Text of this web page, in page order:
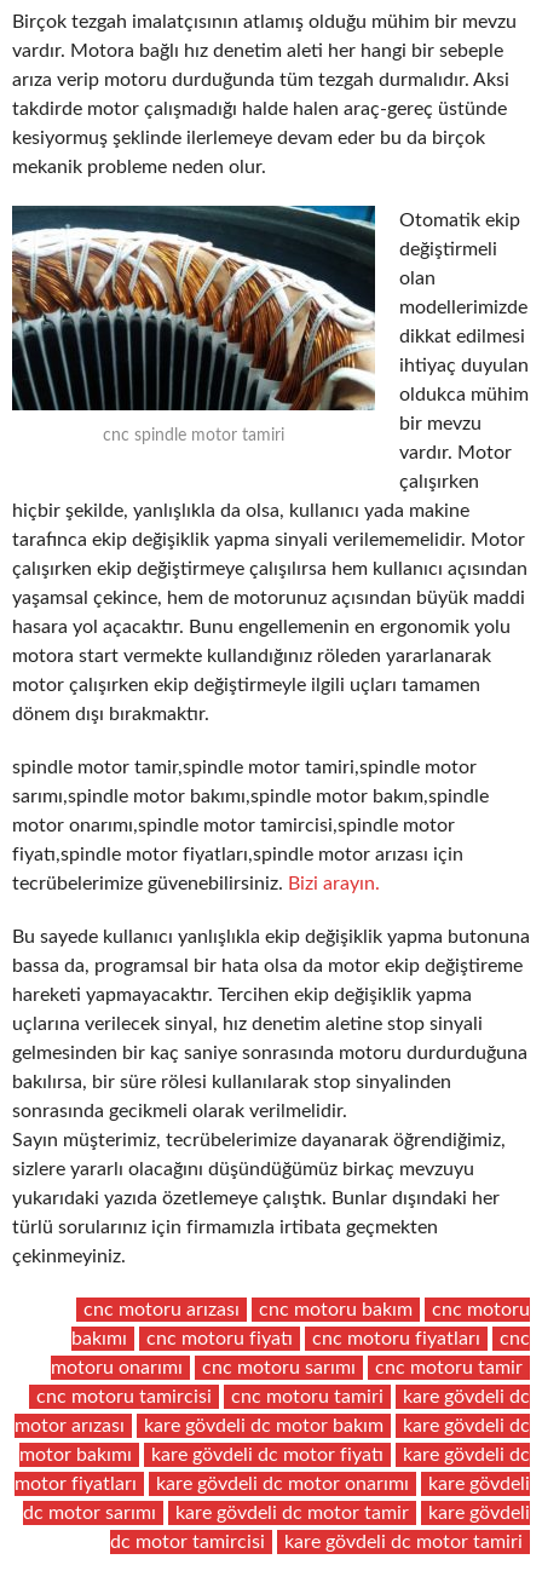
Birçok tezgah imalatçısının atlamış olduğu mühim bir mevzu
vardır. Motora bağlı hız denetim aleti her hangi bir sebeple
arıza verip motoru durduğunda tüm tezgah durmalıdır. Aksi
takdirde motor çalışmadığı halde halen araç-gereç üstünde
kesiyormuş şeklinde ilerlemeye devam eder bu da birçok
mekanik probleme neden olur.
cnc spindle motor tamiri
Otomatik ekip
değiştirmeli
olan
modellerimizde
dikkat edilmesi
ihtiyaç duyulan
oldukca mühim
bir mevzu
vardır. Motor
çalışırken
hiçbir şekilde, yanlışlıkla da olsa, kullanıcı yada makine
tarafınca ekip değişiklik yapma sinyali verilememelidir. Motor
çalışırken ekip değiştirmeye çalışılırsa hem kullanıcı açısından
yaşamsal çekince, hem de motorunuz açısından büyük maddi
hasara yol açacaktır. Bunu engellemenin en ergonomik yolu
motora start vermekte kullandığınız röleden yararlanarak
motor çalışırken ekip değiştirmeyle ilgili uçları tamamen
dönem dışı bırakmaktır.
spindle motor tamir,spindle motor tamiri,spindle motor
sarımı,spindle motor bakımı,spindle motor bakım,spindle
motor onarımı,spindle motor tamircisi,spindle motor
fiyatı,spindle motor fiyatları,spindle motor arızası için
tecrübelerimize güvenebilirsiniz. Bizi arayın.
Bu sayede kullanıcı yanlışlıkla ekip değişiklik yapma butonuna
bassa da, programsal bir hata olsa da motor ekip değiştireme
hareketi yapmayacaktır. Tercihen ekip değişiklik yapma
uçlarına verilecek sinyal, hız denetim aletine stop sinyali
gelmesinden bir kaç saniye sonrasında motoru durdurduğuna
bakılırsa, bir süre rölesi kullanılarak stop sinyalinden
sonrasında gecikmeli olarak verilmelidir.
Sayın müşterimiz, tecrübelerimize dayanarak öğrendiğimiz,
sizlere yararlı olacağını düşündüğümüz birkaç mevzuyu
yukarıdaki yazıda özetlemeye çalıştık. Bunlar dışındaki her
türlü sorularınız için firmamızla irtibata geçmekten
çekinmeyiniz.
cnc motoru arızası cnc motoru bakım
cnc motoru
bakımı
cnc motoru fiyatı cnc motoru fiyatları
cnc
motoru onarımı
cnc motoru sarımı
cnc motoru tamir
cnc motoru tamircisi
cnc motoru tamiri
kare gövdeli dc
motor arızası
kare gövdeli dc motor bakım
kare gövdeli dc
motor bakımı
kare gövdeli dc motor fiyatı
kare gövdeli dc
motor fiyatları
kare gövdeli dc motor onarımı
kare gövdeli
dc motor sarımı
kare gövdeli dc motor tamir
kare gövdeli
dc motor tamircisi
kare gövdeli dc motor tamiri